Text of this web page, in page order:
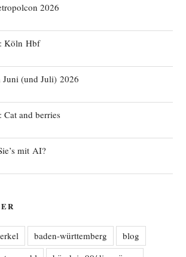
2026
Köln Hbf
Juni (und Juli) 2026
and berries
mit AI?
baden-württemberg
blog